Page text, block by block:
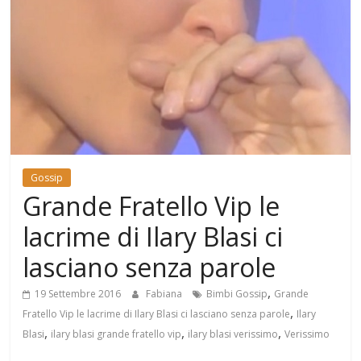
Gossip
Grande Fratello Vip le
lacrime di Ilary Blasi ci
lasciano senza parole
19 Settembre 2016 Fabiana Bimbi Gossip, Grande
Fratello Vip le lacrime di Ilary Blasi ci lasciano senza parole, Ilary
Blasi, ilary blasi grande fratello vip, ilary blasi verissimo,Verissimo